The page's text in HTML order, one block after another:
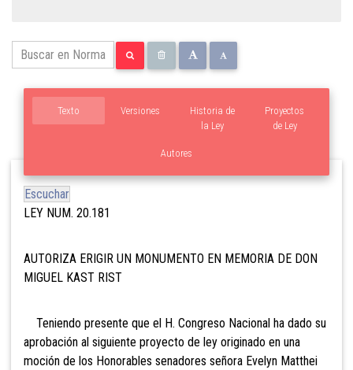
Texto Versiones
Proyectos
de Ley
Autores
Historia de
la Ley
Escuchar
LEY NUM. 20.181
AUTORIZA ERIGIR UN MONUMENTO EN MEMORIA DE DON
MIGUEL KAST RIST
Teniendo presente que el H. Congreso Nacional ha dado su
aprobación al siguiente proyecto de ley originado en una
moción de los Honorables senadores señora Evelyn Matthei